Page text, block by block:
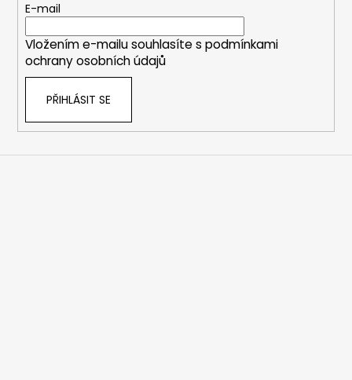
E-mail
Vložením e-mailu souhlasíte s podmínkami
ochrany osobních údajů
PŘIHLÁSIT SE